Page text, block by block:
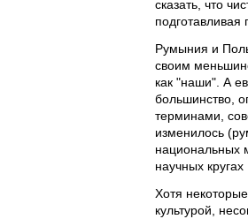
сказать, что
подготавливая
Румыния и
своим
как "наши". А
большинство,
терминами,
изменилось
национальных
научных
Хотя
культурой,